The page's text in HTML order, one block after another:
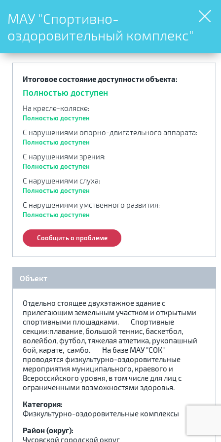
.
МАУ "Спортивно-
оздоровительный комплекс"
Итоговое состояние доступности объекта:
Полностью доступен
На кресле-коляске:
Полностью доступен
С нарушениями опорно-двигательного аппарата:
Полностью доступен
С нарушениями зрения:
Полностью доступен
С нарушениями слуха:
Полностью доступен
С нарушениями умственного развития:
Полностью доступен
Сообщить о проблеме
Объект
Отдельно стоящее двухэтажное здание с
прилегающим земельным участком и открытыми
спортивными площадками. Спортивные
секции:плавание, большой теннис, баскетбол,
волейбол, футбол, тяжелая атлетика, рукопашный
бой, карате, самбо. На базе МАУ "СОК"
проводятся физкультурно-оздоровительные
мероприятия муниципального, краевого и
Всероссийского уровня, в том числе для лиц с
Категория:
Физкультурно-оздоровительные комплексы
Район (округ):
Чусовской городской округ